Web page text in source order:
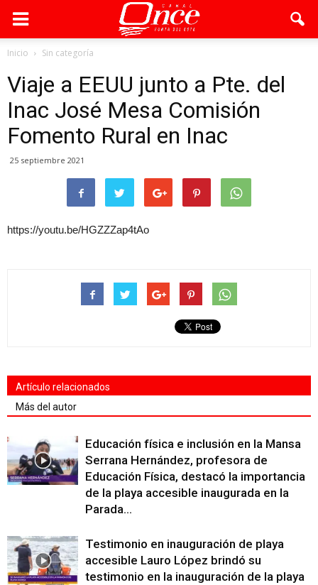
Inicio Sin categoría
Viaje a EEUU junto a Pte. del
Inac José Mesa Comisión
Fomento Rural en Inac
25 septiembre 2021
https://youtu.be/HGZZZap4tAo
Artículo relacionados
Más del autor
Educación física e inclusión en la Mansa
Serrana Hernández, profesora de
Educación Física, destacó la importancia
de la playa accesible inaugurada en la
Parada...
Testimonio en inauguración de playa
accesible Lauro López brindó su
testimonio en la inauguración de la playa